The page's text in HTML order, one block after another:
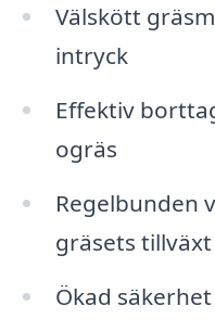
Välskött
intryck
Effektiv
ogräs
Regelbunden
gräsets tillväxt
Ökad